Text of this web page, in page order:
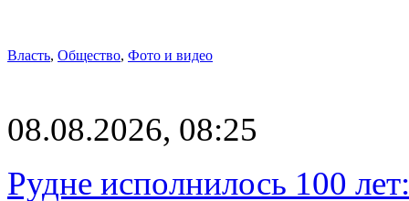
Власть, Общество, Фото и видео
08.08.2026, 08:25
Рудне исполнилось 100